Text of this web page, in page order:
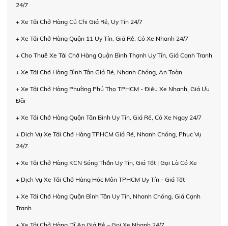
24/7
+ Xe Tải Chở Hàng Củ Chi Giá Rẻ, Uy Tín 24/7
+ Xe Tải Chở Hàng Quận 11 Uy Tín, Giá Rẻ, Có Xe Nhanh 24/7
+ Cho Thuê Xe Tải Chở Hàng Quận Bình Thạnh Uy Tín, Giá Cạnh Tranh
+ Xe Tải Chở Hàng Bình Tân Giá Rẻ, Nhanh Chóng, An Toàn
+ Xe Tải Chở Hàng Phường Phú Thọ TPHCM - Điều Xe Nhanh, Giá Ưu
Đãi
+ Xe Tải Chở Hàng Quận Tân Bình Uy Tín, Giá Rẻ, Có Xe Ngay 24/7
+ Dịch Vụ Xe Tải Chở Hàng TPHCM Giá Rẻ, Nhanh Chóng, Phục Vụ
24/7
+ Xe Tải Chở Hàng KCN Sóng Thần Uy Tín, Giá Tốt | Gọi Là Có Xe
+ Dịch Vụ Xe Tải Chở Hàng Hóc Môn TPHCM Uy Tín - Giá Tốt
+ Xe Tải Chở Hàng Quận Bình Tân Uy Tín, Nhanh Chóng, Giá Cạnh
Tranh